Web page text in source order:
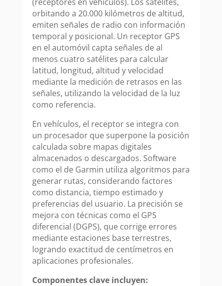
orbitando a 20.000 kilómetros de altitud,
emiten señales de radio con información
temporal y posicional. Un receptor GPS
en el automóvil capta señales de al
menos cuatro satélites para calcular
latitud, longitud, altitud y velocidad
mediante la medición de retrasos en las
señales, utilizando la velocidad de la luz
como referencia.
En vehículos, el receptor se integra con
un procesador que superpone la posición
calculada sobre mapas digitales
almacenados o descargados. Software
como el de Garmin utiliza algoritmos para
generar rutas, considerando factores
como distancia, tiempo estimado y
preferencias del usuario. La precisión se
mejora con técnicas como el GPS
diferencial (DGPS), que corrige errores
mediante estaciones base terrestres,
logrando exactitud de centímetros en
aplicaciones profesionales.
Componentes clave incluyen: